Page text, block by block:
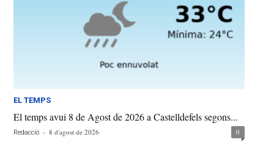
EL TEMPS
El temps avui 8 de Agost de 2026 a Castelldefels segons...
Redacció - 8 d'agost de 2026 0